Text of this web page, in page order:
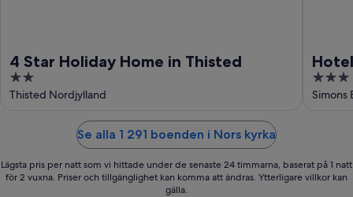
4 Star Holiday Home in Thisted
2
out
Thisted Nordjylland
3
out
Simons
Se alla 1 291 boenden i Nors kyrka
Lägsta pris per natt som vi hittade under de senaste 24 timmarna, baserat på 1 natt
för 2 vuxna. Priser och tillgänglighet kan komma att ändras. Ytterligare villkor kan
gälla.